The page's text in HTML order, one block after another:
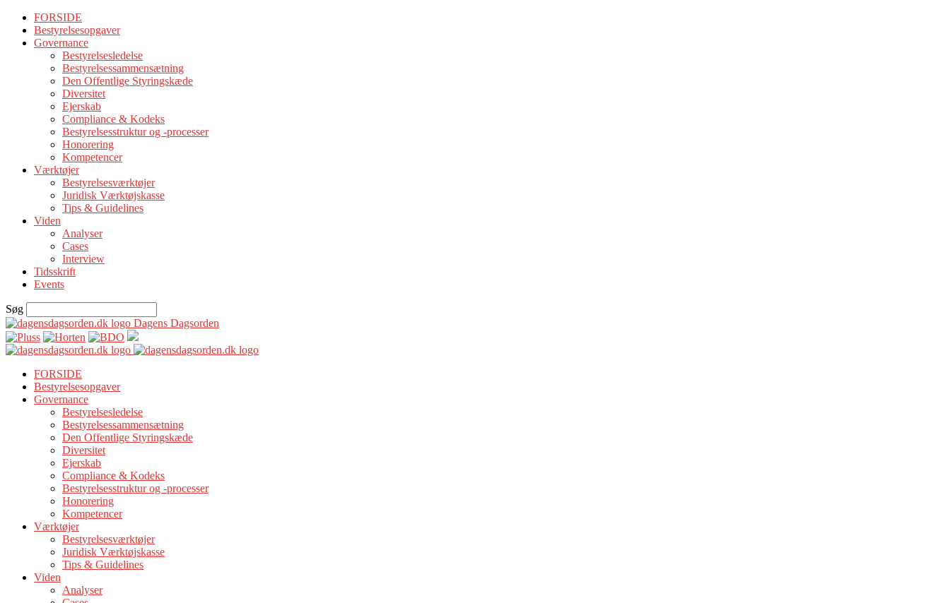
FORSIDE
Bestyrelsesopgaver
Governance
Bestyrelsesledelse
Bestyrelsessammensætning
Den Offentlige Styringskæde
Diversitet
Ejerskab
Compliance & Kodeks
Bestyrelsesstruktur og -processer
Honorering
Kompetencer
Værktøjer
Bestyrelsesværktøjer
Juridisk Værktøjskasse
Tips & Guidelines
Viden
Analyser
Cases
Interview
Tidsskrift
Events
Søg
Dagens Dagsorden
FORSIDE
Bestyrelsesopgaver
Governance
Bestyrelsesledelse
Bestyrelsessammensætning
Den Offentlige Styringskæde
Diversitet
Ejerskab
Compliance & Kodeks
Bestyrelsesstruktur og -processer
Honorering
Kompetencer
Værktøjer
Bestyrelsesværktøjer
Juridisk Værktøjskasse
Tips & Guidelines
Viden
Analyser